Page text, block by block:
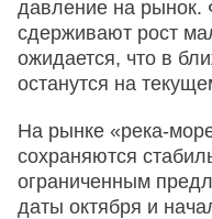
давление на рынок.
сдерживают рост
ожидается, что в
останутся на
На рынке «река-
сохраняются
ограниченным
даты октября и